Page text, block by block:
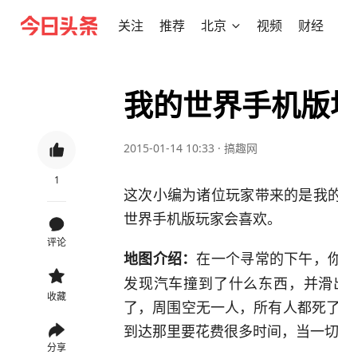
关注 推荐 北京 视频 财经
1
评论
收藏
分享
我的世界手机
2015-01-14 10:33 · 搞趣网
这次小编为诸位玩家带来的是我
世界手机版玩家会喜欢。
地图介绍：在一个寻常的下午，
发现汽车撞到了什么东西，并
了，周围空无一人，所有人都死
到达那里要花费很多时间，当一